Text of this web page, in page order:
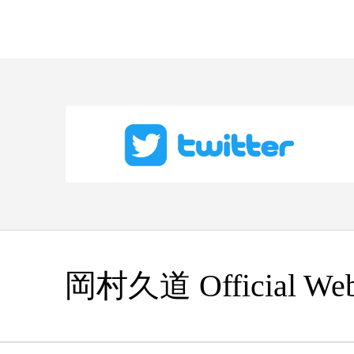
岡村久道 Official